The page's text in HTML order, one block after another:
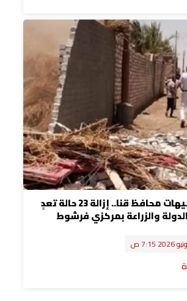
تنفيذًا لتوجيهات محافظ قنا.. إزالة 23 حالة تعدٍ
والزراعة بمركزي فرشوط